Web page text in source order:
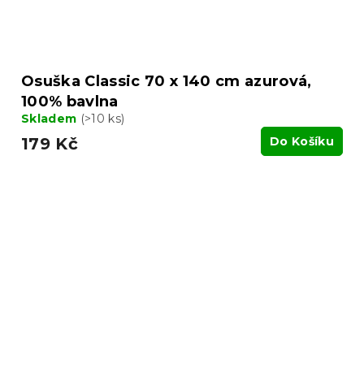
Osuška Classic 70 x 140 cm azurová,
100% bavlna
Skladem (>10 ks)
179 Kč Do Košíku